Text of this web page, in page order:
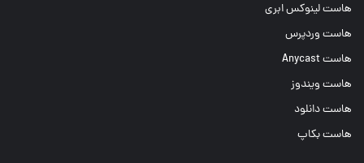
هاست لینوکس ابری
هاست وردپرس
هاست Anycast
هاست ویندوز
هاست دانلود
هاست بکاپ